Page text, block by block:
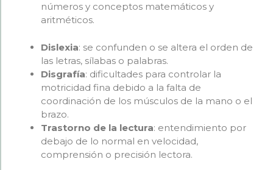
números y conceptos matemáticos y
aritméticos.
Dislexia: se confunden o se altera el orden de
las letras, sílabas o palabras.
Disgrafía: dificultades para controlar la
motricidad fina debido a la falta de
coordinación de los músculos de la mano o el
brazo.
Trastorno de la lectura: entendimiento por
debajo de lo normal en velocidad,
comprensión o precisión lectora.